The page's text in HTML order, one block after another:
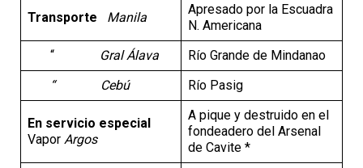
Transporte Manila
Apresado por la Escuadra
N. Americana
“
Gral Álava
Río Grande de Mindanao
“ Cebú
Río Pasig
En servicio especial
Vapor Argos
A pique y destruido en el
fondeadero del Arsenal
de Cavite *